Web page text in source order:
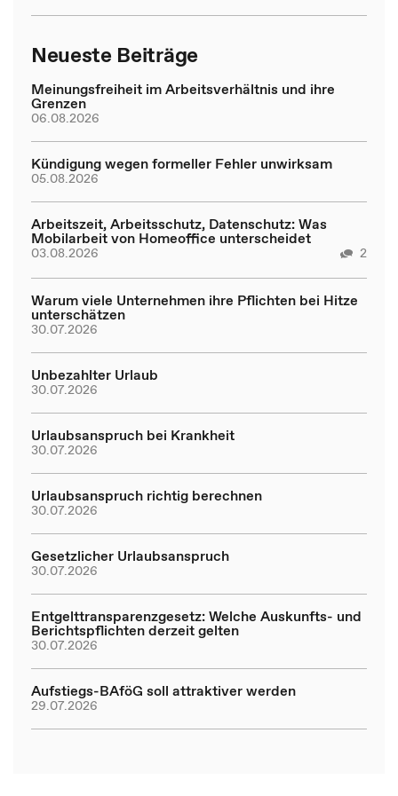
Neueste Beiträge
Meinungsfreiheit im Arbeitsverhältnis und ihre
Grenzen
06.08.2026
Kündigung wegen formeller Fehler unwirksam
05.08.2026
Arbeitszeit, Arbeitsschutz, Datenschutz: Was
Mobilarbeit von Homeoffice unterscheidet
03.08.2026 2
Warum viele Unternehmen ihre Pflichten bei Hitze
unterschätzen
30.07.2026
Unbezahlter Urlaub
30.07.2026
Urlaubsanspruch bei Krankheit
30.07.2026
Urlaubsanspruch richtig berechnen
30.07.2026
Gesetzlicher Urlaubsanspruch
30.07.2026
Entgelttransparenzgesetz: Welche Auskunfts- und
Berichtspflichten derzeit gelten
30.07.2026
Aufstiegs-BAföG soll attraktiver werden
29.07.2026